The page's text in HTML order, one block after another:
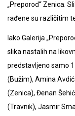
„Preporod“ Zenica.
rađene su različitim
Iako Galerija
slika nastalih na
predstavljeno samo
(Bužim), Amina Avdić
(Zenica), Đenan
(Travnik), Jasmir